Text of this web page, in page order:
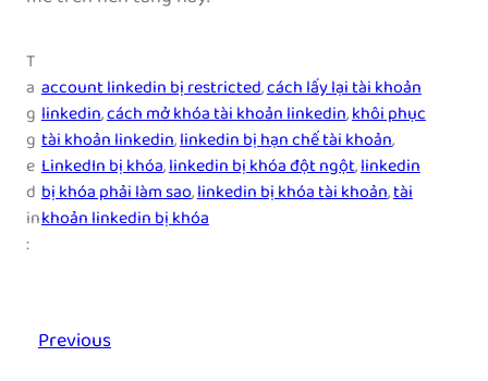
T
a
g
g
e
d
in
:
account linkedin bị restricted, cách lấy lại tài khoản
linkedin, cách mở khóa tài khoản linkedin, khôi phục
tài khoản linkedin, linkedin bị hạn chế tài khoản,
LinkedIn bị khóa, linkedin bị khóa đột ngột, linkedin
bị khóa phải làm sao, linkedin bị khóa tài khoản, tài
khoản linkedin bị khóa
Previous